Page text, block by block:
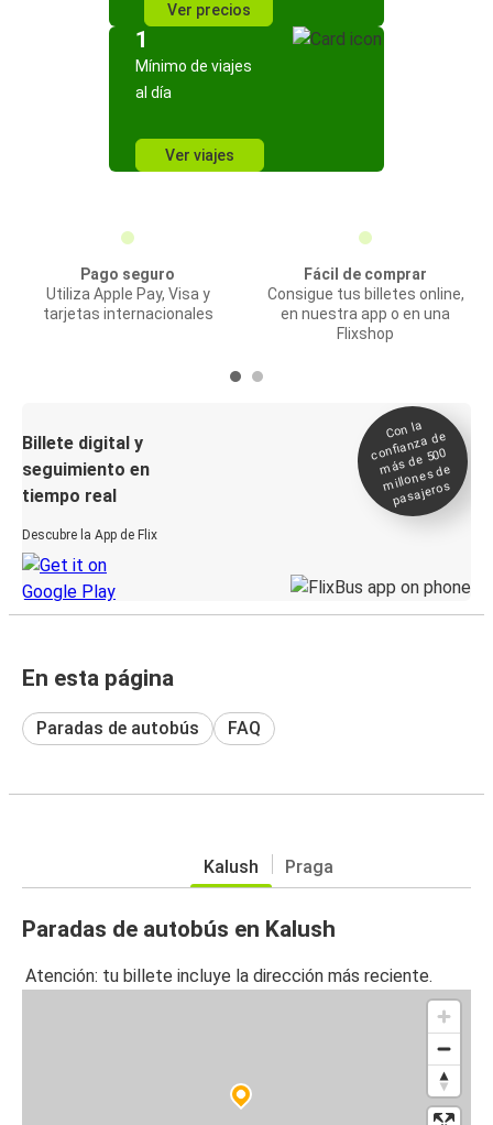
Ver precios
1
Mínimo de viajes
al día
Ver viajes
Pago seguro
Utiliza Apple Pay, Visa y
tarjetas internacionales
Fácil de comprar
Consigue tus billetes online,
en nuestra app o en una
Flixshop
Billete digital y
seguimiento en
tiempo real
Descubre la App de Flix
Con la
confianza de
más de 500
millones de
pasajeros
En esta página
Paradas de autobús FAQ
Kalush Praga
Paradas de autobús en Kalush
Atención: tu billete incluye la dirección más reciente.